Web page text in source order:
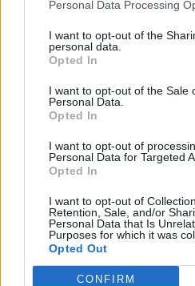
Personal Data Processing
I want to opt-out of the
personal data.
Opted In
I want to opt-out of the Sale
Personal Data.
Opted In
I want to opt-out of
Personal Data for Targeted
Opted In
I want to opt-out of
Retention, Sale, and/or
Personal Data that Is
Purposes for which it was
Opted Out
CONFIRM
DMITRI SHOSTAKOVICH
Κουαρτέτα εγχόρδων αρ. 1, 8
Συντελεστές
Borodin Quartet
Βιόλα:IgorNaidin
Βιολοντσέλο:Vladimir
Εισιτήρια: 210 72 82 333,